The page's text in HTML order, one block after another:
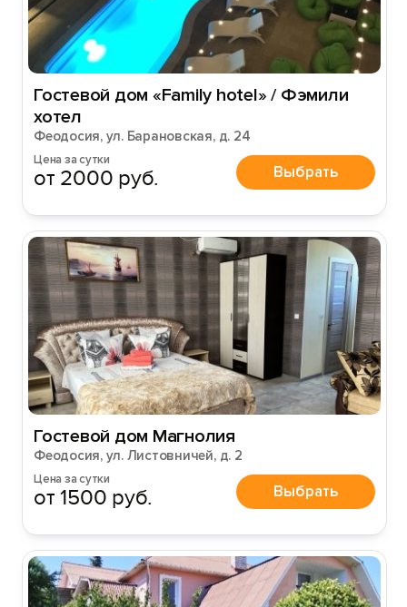
Гостевой дом «Family hotel» / Фэмили
хотел
Феодосия, ул. Барановская, д. 24
Цена за сутки
от 2000 руб. Выбрать
Гостевой дом Магнолия
Феодосия, ул. Листовничей, д. 2
Цена за сутки
от 1500 руб. Выбрать